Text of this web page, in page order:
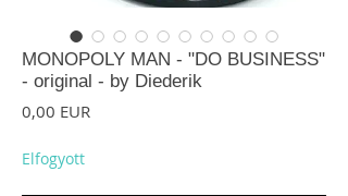
MONOPOLY MAN - "DO BUSINESS"
- original - by Diederik
0,00 EURÁr
Elfogyott